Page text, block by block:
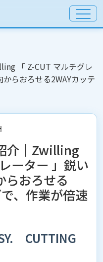
「 Z-CUT マルチグレ
らおろせる2WAYカッテ
介│Zwilling
ーター 」鋭い
らおろせる
、作業が倍速
CUTTING